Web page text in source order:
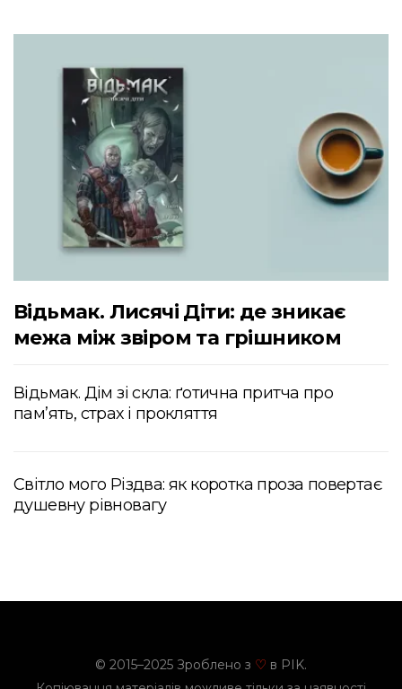
Відьмак. Лисячі Діти: де зникає
межа між звіром та грішником
Відьмак. Дім зі скла: ґотична притча про
пам’ять, страх і прокляття
Світло мого Різдва: як коротка проза повертає
душевну рівновагу
© 2015–2025 Зроблено з ♡ в PIK.